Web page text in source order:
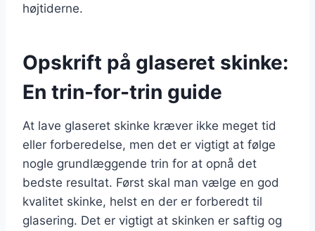
højtiderne.
Opskrift på glaseret skinke:
En trin-for-trin guide
At lave glaseret skinke kræver ikke meget tid
eller forberedelse, men det er vigtigt at følge
nogle grundlæggende trin for at opnå det
bedste resultat. Først skal man vælge en god
kvalitet skinke, helst en der er forberedt til
glasering. Det er vigtigt at skinken er saftig og